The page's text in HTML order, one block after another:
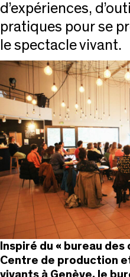
d’expériences,
pratiques pour se
le spectacle vivant.
Inspiré du « bureau
Centre de production
vivants à Genève, le